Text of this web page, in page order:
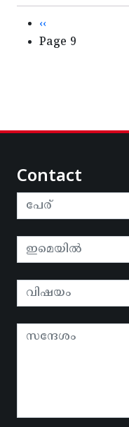
Pagination
Previous page
‹‹
Page 9
Contact